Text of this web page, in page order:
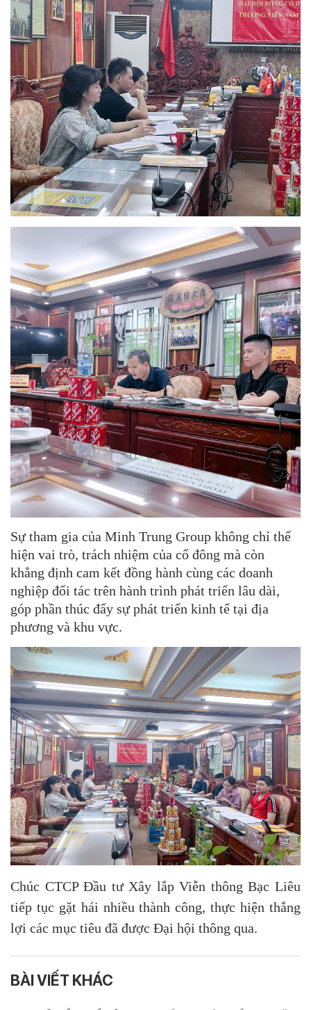
Sự tham gia của Minh Trung Group không chỉ thể
hiện vai trò, trách nhiệm của cổ đông mà còn
khẳng định cam kết đồng hành cùng các doanh
nghiệp đối tác trên hành trình phát triển lâu dài,
góp phần thúc đẩy sự phát triển kinh tế tại địa
phương và khu vực.
Chúc CTCP Đầu tư Xây lắp Viễn thông Bạc Liêu
tiếp tục gặt hái nhiều thành công, thực hiện thắng
lợi các mục tiêu đã được Đại hội thông qua.
BÀI VIẾT KHÁC